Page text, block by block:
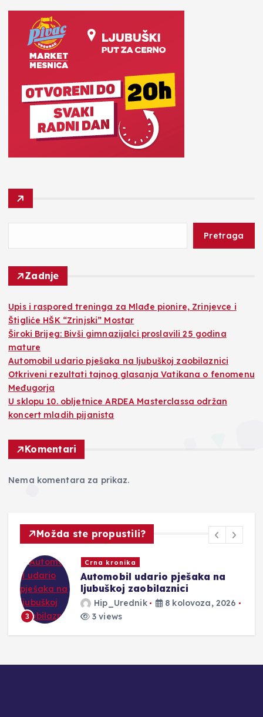
Pretraga
Zadnje
​Upis i raspored treninga za Mlađe pionire, Zrinjevce i
Štigliće HŠK “Zrinjski” Mostar
Široki Brijeg: Bivši gimnazijalci proslavili 25 godina
mature
Automobil udario pješaka na ljubuškoj zaobilaznici
Otkriveni rezultati tajnog glasanja Vatikana o fenomenu
Međugorja
U sklopu 10. obljetnice ARDEA Masterclassa održan
koncert mladih pijanista
Komentari
Nema komentara za prikaz.
Možda ste propustili?
kronika
udario pješaka na
zaobilaznici
Hip_Urednik
8 kolovoza, 2026
3 views